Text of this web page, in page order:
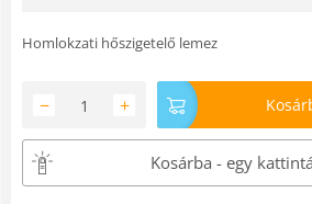
Homlokzati hőszigetelő lemez
+
−
Kosárba - egy